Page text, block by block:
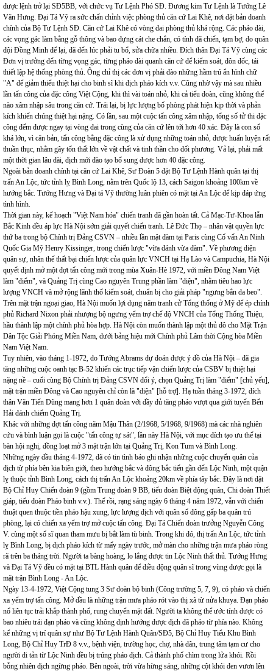
được lệnh trở lại SĐ5BB, với chức vụ Tư Lệnh Phó SĐ. Đương kim Tư Lệnh là Tướng Lê
Văn Hưng. Đại Tá Vỹ ra sức chấn chỉnh việc phòng thủ căn cứ Lai Khê, nơi đặt bản doanh
chính của Bộ Tư Lệnh SĐ. Căn cứ Lai Khê có vòng đai phòng thủ khá rộng. Các pháo đài,
các vọng gác làm bằng gỗ thông và bao đựng cát che chắn, có tính dã chiến, tạm bợ, do quân
đội Đồng Minh để lại, đã đến lúc phải tu bổ, sửa chữa nhiều. Đích thân Đại Tá Vỹ cùng các
Đơn vị trưởng đến từng vọng gác, từng pháo đài quanh căn cứ để kiểm soát, đôn đốc, tái
thiết lập hệ thống phòng thủ. Ông chỉ thị các đơn vị phải đào những hầm trú ẩn hình chữ
"A" để giảm thiểu thiệt hại cho binh sĩ khi địch pháo kích v.v. Cũng nhờ vậy mà sau nhiều
lần tấn công của đặc công Việt Cộng, khi thì vài toán nhỏ, khi cả tiểu đoàn, cũng không thể
nào xâm nhập sâu trong căn cứ. Trái lại, bị lực lượng bố phòng phát hiện kịp thời và phản
kích khiến chúng thiệt hại nặng. Có lần, sau một cuộc tấn công xâm nhập, tổng số tử thi đặc
công đếm được ngay tại vòng đai trong cùng của căn cứ lên tới hơn 40 xác. Đây là con số
khá lớn, vì căn bản, tấn công bằng đặc công là xử dụng những toán nhỏ, được huấn luyện rất
thuần thục, nhằm gây tổn thất lớn về vật chất và tinh thần cho đối phương. Vả lại, phải mất
một thời gian lâu dài, địch mới đào tạo bổ sung được hơn 40 đặc công.
Ngoài bản doanh chính tại căn cứ Lai Khê, Sư Đoàn 5 đặt Bộ Tư Lệnh Hành quân tại thị
trấn An Lộc, tức tỉnh lỵ Bình Long, nằm trên Quốc lộ 13, cách Saigon khoảng 100km về
hướng bắc. Tướng Hưng và Đại tá Vỹ thường luân phiên có mặt tại An Lộc để kịp đáp ứng
tình hình.
Thời gian này, kế hoạch "Việt Nam hóa" chiến tranh đã gần hoàn tất. Cả Mạc-Tư-Khoa lẫn
Bắc Kinh đều áp lực Hà Nội sớm giải quyết chiến tranh. Lê Đức Thọ – nhân vật quyền lực
thứ ba trong bộ Chính trị Đảng CSVN – nhiều lần mật đàm tại Paris cùng Cố vấn An Ninh
Quốc Gia Mỹ Henry Kissinger, trong chiến lược "vừa đánh vừa đàm". Về phương diện
quân sự, nhân thế thất bại chiến lược của quân lực VNCH tại Hạ Lào và Campuchia, Hà Nội
quyết định mở một đợt tấn công mới trong mùa Xuân-Hè 1972, với miền Đông Nam Việt
làm "điểm", và Quảng Trị cùng Cao nguyên Trung phần làm "diện", nhằm tiêu hao lực
lượng VNCH và mở rộng lãnh thổ kiểm soát, chuẩn bị cho giải pháp "ngưng bắn da beo".
Trên mặt trận ngoại giao, Hà Nội muốn lợi dụng năm tranh cử Tổng thống ở Mỹ để ép chính
phủ Richard Nixon phải nhượng bộ ngưng yểm trợ chế độ VNCH của Tổng Thống Thiệu,
hầu thành lập một chính phủ hòa hợp. Hà Nội còn muốn thành lập một thủ đô cho Mặt Trận
Dân Tộc Giải Phóng Miền Nam, dưới bảng hiệu mới Chính phủ Lâm thời Cộng hòa Miền
Nam Việt Nam.
Tuy nhiên, vào tháng 1-1972, do Tướng Abrams dự đoán được ý đồ của Hà Nội – đã gia
tăng những cuộc oanh tạc B-52 khiến các trục tiếp vận chiến lược của CSBV bị thiệt hại
nặng nề – cuối cùng Bộ Chính trị Đảng CSVN đổi ý, chọn Quảng Trị làm "điểm" [chủ yếu],
mặt trận miền Đông và Cao nguyên chỉ còn là "diện" [hỗ trợ]. Hạ tuần tháng 3-1972, đích
thân Văn Tiến Dũng mang hơn 1 quân đoàn với đầy đủ tăng pháo vượt qua giới tuyến Bến
Hải đánh chiếm Quảng Trị.
Khác với những đợt tấn công năm Mậu Thân (2/1968, 5/1968, 9/1968) mà các nhà nghiên
cứu và bình luận gọi là cuộc "tấn công tự sát", lần này Hà Nội, với mục đích tạo ưu thế tại
bàn hội nghị, đồng loạt mở 3 mặt trận lớn tại Quảng Trị, Kon Tum và Bình Long.
Những ngày đầu tháng 4-1972, đã có tin tình báo ghi nhận những cuộc chuyển quân của
địch từ phía bên kia biên giới, theo hướng bắc và đông bắc tiến gần đến Lộc Ninh, một quận
lỵ thuộc tỉnh Bình Long, cách thị trấn An Lộc khoảng 20km về phía tây bắc. Đây là nơi đặt
Bộ Chỉ Huy Chiến đoàn 9 (gồm Trung đoàn 9 BB, tiểu đoàn Biệt động quân, Chi đoàn Thiết
giáp, tiểu đoàn Pháo binh v.v.). Thế rồi, rạng sáng ngày 6 tháng 4 năm 1972, vẫn với chiến
thuật quen thuộc tiền pháo hậu xung, lực lượng địch với quân số đông gấp ba quân trú
phòng, lại có chiến xa yểm trợ mở cuộc tấn công. Đại Tá Chiến đoàn trưởng Nguyễn Công
V. cùng một số sĩ quan tham mưu bị bắt làm tù binh. Trong khi đó, thị trấn An Lộc, tức tỉnh
lỵ Bình Long, bị địch pháo kích từ mấy ngày trước, mở màn cho những trận mưa pháo ròng
rã trên ba tháng trời. Người ta bàng hoàng, lo lắng được tin Lộc Ninh thất thủ. Tướng Hưng
và Đại Tá Vỹ đều có mặt tại BTL Hành quân để điều động quân sĩ trong vùng được gọi là
mặt trận Bình Long - An Lộc.
Ngày 13-4-1972, Việt Cộng tung 3 Sư đoàn bộ binh (Công trường 5, 7, 9), có pháo và chiến
xa yểm trợ tấn công. Mở đầu là những trận mưa pháo rót vào thị xã từ nửa khuya. Đạn pháo
nổ liên tục trải khắp thành phố, rung chuyển mặt đất. Người ta không thể ước tính được có
bao nhiêu trái đạn pháo và cũng không định hướng được địch đã pháo từ phía nào. Không
kể những vị trí quân sự như Bộ Tư Lệnh Hành Quân/SĐ5, Bộ Chỉ Huy Tiểu Khu Bình
Long, Bộ Chỉ Huy TrĐ 8 v.v., bệnh viện, trường học, chợ, nhà dân, trung tâm tạm cư cho
người di tản từ Lộc Ninh đều bị trúng pháo địch. Cả thành phố chìm trong lửa khói. Rồi
bỗng nhiên địch ngừng pháo. Bên ngoài, trời vừa hừng sáng, những cột khói đen vươn lên